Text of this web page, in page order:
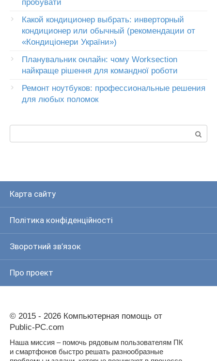
пробувати
Какой кондиционер выбрать: инверторный
кондиционер или обычный (рекомендации от
«Кондиціонери України»)
Планувальник онлайн: чому Worksection
найкраще рішення для командної роботи
Ремонт ноутбуков: профессиональные решения
для любых поломок
Карта сайту
Політика конфіденційності
Зворотний зв’язок
Про проект
© 2015 - 2026 Компьютерная помощь от
Public-PC.com
Наша миссия – помочь рядовым пользователям ПК
и смартфонов быстро решать разнообразные